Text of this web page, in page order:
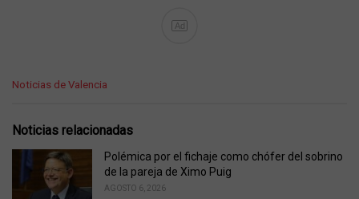
Ad
C
e
Noticias de Valencia
Noticias relacionadas
Polémica por el fichaje como chófer del sobrino
de la pareja de Ximo Puig
AGOSTO 6, 2026